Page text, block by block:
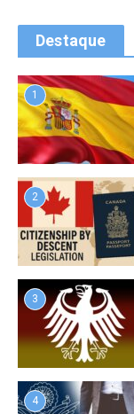
Destaque
1
2
3
4